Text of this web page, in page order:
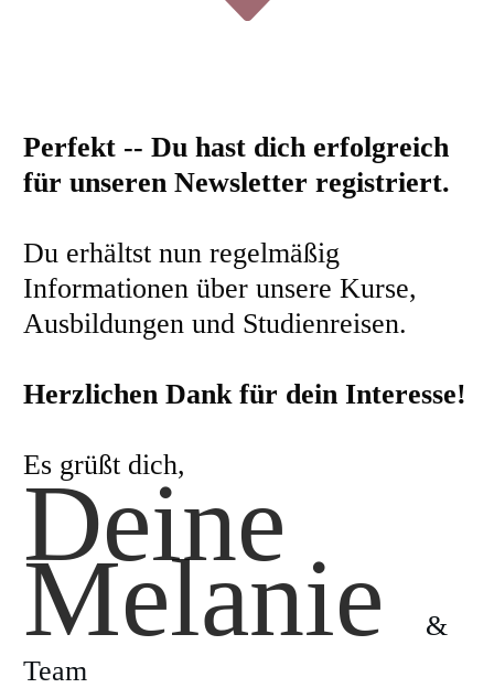
Perfekt -- Du hast dich erfolgreich
für unseren Newsletter registriert.
Du erhältst nun regelmäßig
Informationen über unsere Kurse,
Ausbildungen und Studienreisen.
Herzlichen Dank für dein Interesse!
Es grüßt dich,
Deine
Melanie
&
Team